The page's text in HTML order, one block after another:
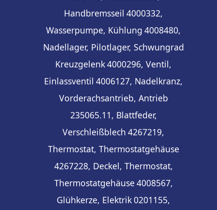
Handbremsseil 4000332,
Wasserpumpe, Kühlung 4008480,
Nadellager, Pilotlager, Schwungrad
Kreuzgelenk4000296, Ventil,
Einlassventil 4006127, Nadelkranz,
Vorderachsantrieb, Antrieb
235065.11, Blattfeder,
Verschleißblech 4267219,
Thermostat, Thermostatgehäuse
4267228, Deckel, Thermostat,
Thermostatgehäuse 4008567,
Glühkerze, Elektrik0201155,